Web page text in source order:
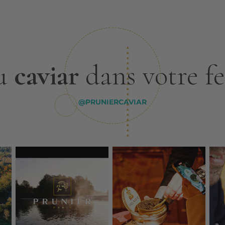
caviardans votre
@PRUNIERCAVIAR